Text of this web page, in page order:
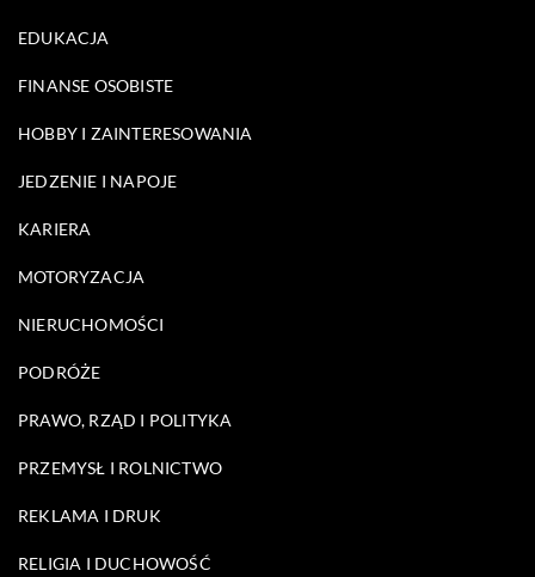
EDUKACJA
FINANSE OSOBISTE
HOBBY I ZAINTERESOWANIA
JEDZENIE I NAPOJE
KARIERA
MOTORYZACJA
NIERUCHOMOŚCI
PODRÓŻE
PRAWO, RZĄD I POLITYKA
PRZEMYSŁ I ROLNICTWO
REKLAMA I DRUK
RELIGIA I DUCHOWOŚĆ